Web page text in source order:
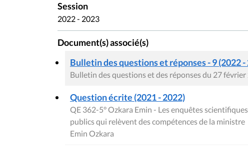
Session
2022 - 2023
Document(s) associé(s)
Bulletin des questions et réponses - 9 (2022 -
Bulletin des questions et des réponses du 27
Question écrite (2021 - 2022)
QE 362-5° Ozkara Emin - Les enquêtes
publics qui relèvent des compétences de la ministre
Emin Ozkara